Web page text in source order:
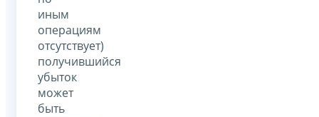
иным
операциям
отсутствует)
получившийся
убыток
может
быть